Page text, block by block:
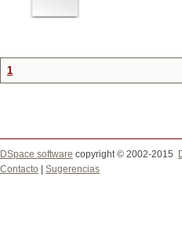
1
DSpace software copyright © 2002-2015
Contacto
Sugerencias